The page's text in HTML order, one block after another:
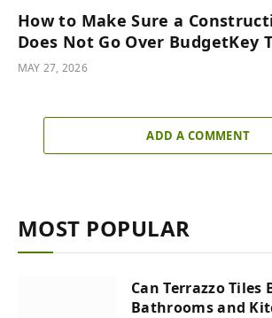
How to Make Sure a
Does Not Go Over BudgetKey
MAY 27, 2026
ADD A COMMENT
MOST POPULAR
Can Terrazzo Tiles
Bathrooms and